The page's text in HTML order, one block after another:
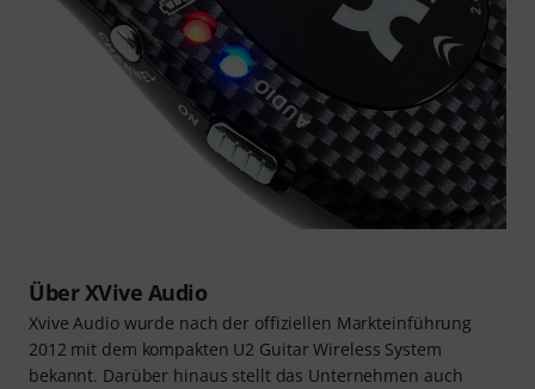
Über XVive Audio
Xvive Audio wurde nach der offiziellen Markteinführung
2012 mit dem kompakten U2 Guitar Wireless System
bekannt. Darüber hinaus stellt das Unternehmen auch